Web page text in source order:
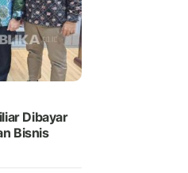
Dibayar
Bisnis